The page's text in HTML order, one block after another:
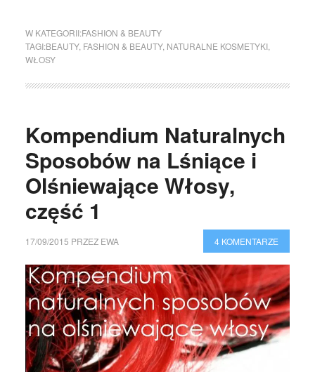
W KATEGORII:FASHION & BEAUTY
TAGI:BEAUTY, FASHION & BEAUTY, NATURALNE KOSMETYKI,
WŁOSY
Kompendium Naturalnych
Sposobów na Lśniące i
Olśniewające Włosy,
część 1
17/09/2015 PRZEZ EWA 4 KOMENTARZE